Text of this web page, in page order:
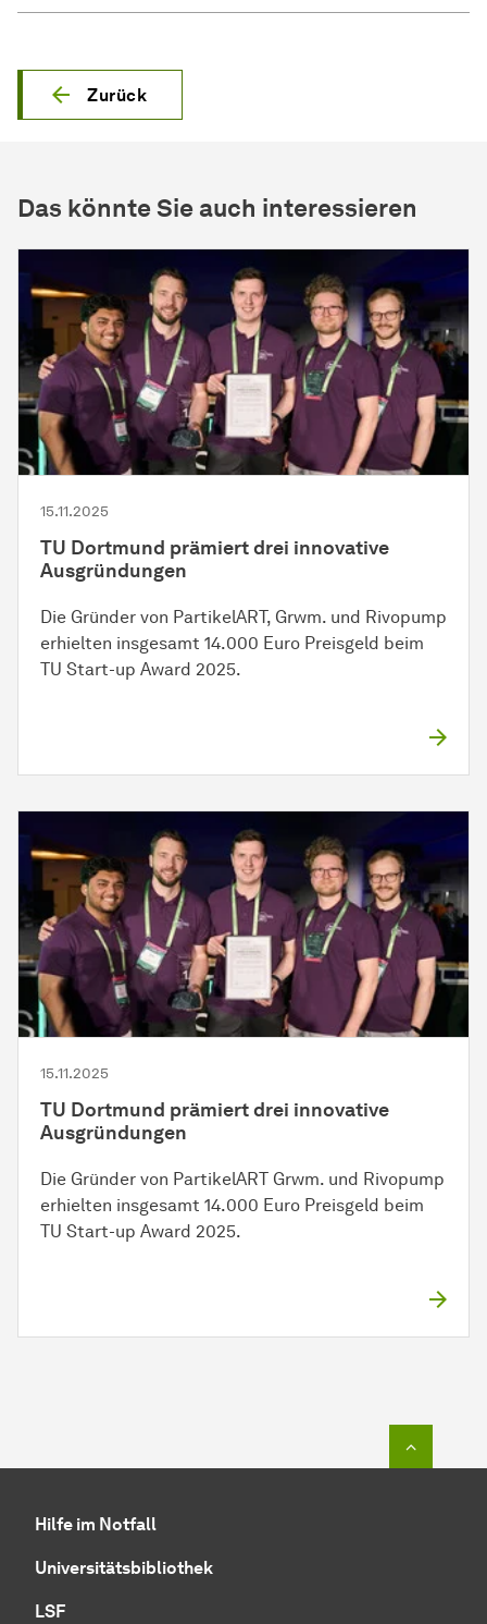
Zurück
Das könnte Sie auch interessieren
15.11.2025
TU Dortmund prämiert drei innovative
Ausgründungen
Die Gründer von PartikelART, Grwm. und Rivopump
erhielten insgesamt 14.000 Euro Preisgeld beim
TU Start-up Award 2025.
15.11.2025
TU Dortmund prämiert drei innovative
Ausgründungen
Die Gründer von PartikelART Grwm. und Rivopump
erhielten insgesamt 14.000 Euro Preisgeld beim
TU Start-up Award 2025.
Hilfe im Notfall
Universitätsbibliothek
LSF